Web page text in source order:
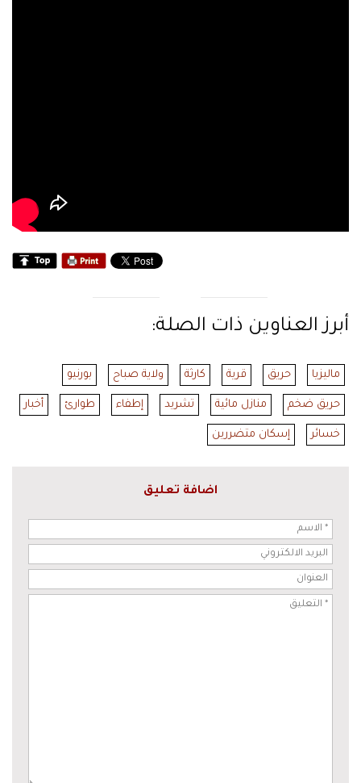
أبرز العناوين ذات الصلة:
ماليزيا حريق قرية كارثة ولاية صباح بورنيو
حريق ضخم منازل مائية تشريد إطفاء طوارئ أخبار
خسائر إسكان متضررين
اضافة تعليق